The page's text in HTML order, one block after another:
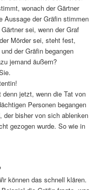
wonach der Gärtner
Aussage der Gräfin stimmen
sei, wenn der Graf
Mörder sei, steht fest,
der Gräfin begangen
jemand äußern?
jetzt, wenn die Tat von
Personen begangen
der bisher von sich ablenken
gezogen wurde. So wie in
können das schnell klären.